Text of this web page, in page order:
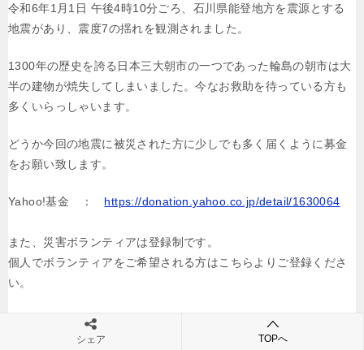
令和6年1月1日 午後4時10分ごろ、石川県能登地方を震源とする
地震があり、震度7の揺れを観測されました。
1300年の歴史を誇る日本三大朝市の一つであった輪島の朝市は大
半の建物が焼失してしまいました。今なお救助を待っている方も
多くいらっしゃいます。
どうか今回の地震に被災された方に少しでも多く届くように募金
をお願い致します。
Yahoo!基金 ： https://donation.yahoo.co.jp/detail/1630064
また、災害ボランティアは登録制です。
個人でボランティアをご希望される方はこちらよりご登録くださ
い。
1/27より被災地にて活動ができるようになりました。
シェア TOPへ